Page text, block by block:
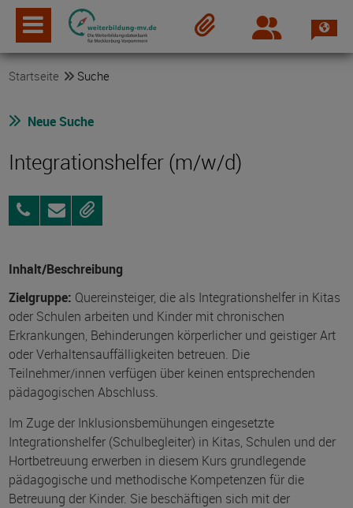
Login
Startseite Suche
Neue Suche
Integrationshelfer (m/w/d)
03831
477332
AnfragenMerken
Inhalt/Beschreibung
Zielgruppe: Quereinsteiger, die als Integrationshelfer in Kitas
oder Schulen arbeiten und Kinder mit chronischen
Erkrankungen, Behinderungen körperlicher und geistiger Art
oder Verhaltensauffälligkeiten betreuen. Die
Teilnehmer/innen verfügen über keinen entsprechenden
pädagogischen Abschluss.
Im Zuge der Inklusionsbemühungen eingesetzte
Integrationshelfer (Schulbegleiter) in Kitas, Schulen und der
Hortbetreuung erwerben in diesem Kurs grundlegende
pädagogische und methodische Kompetenzen für die
Betreuung der Kinder. Sie beschäftigen sich mit der